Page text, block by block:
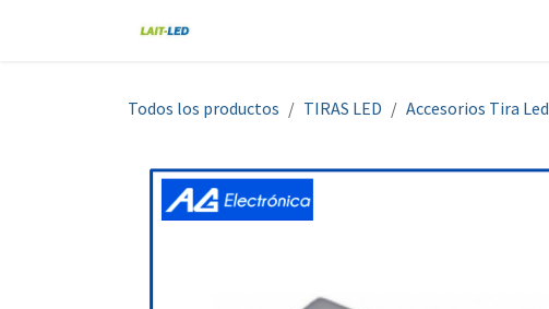
Todos los productos TIRAS LED Accesorios Tira Led